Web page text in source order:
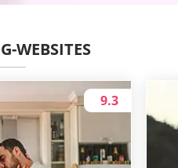
WEBSITES
9.3